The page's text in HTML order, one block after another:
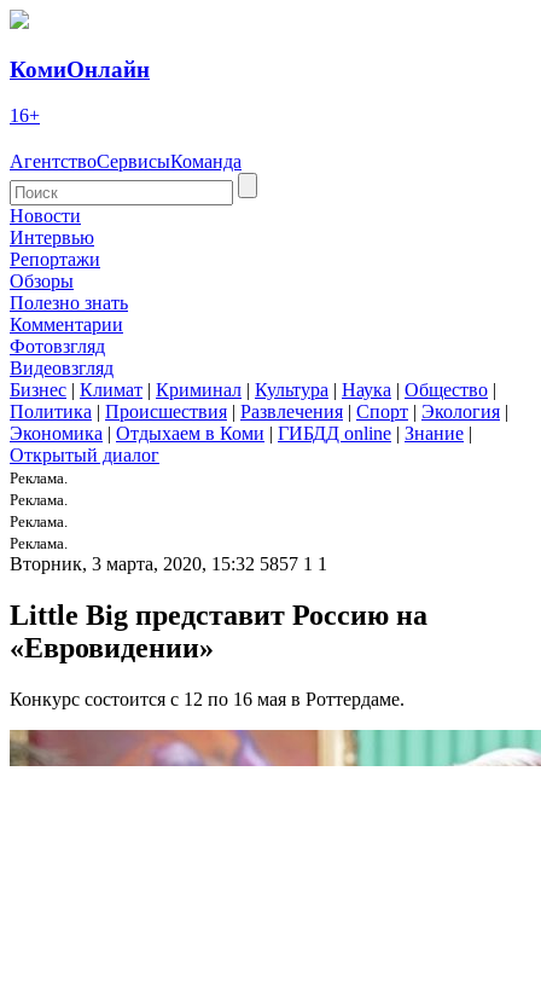
КомиОнлайн
16+
АгентствоСервисыКоманда
Новости
Интервью
Репортажи
Обзоры
Полезно знать
Комментарии
Фотовзгляд
Видеовзгляд
Бизнес | Климат | Криминал | Культура | Наука | Общество |
Политика | Происшествия | Развлечения | Спорт | Экология |
Экономика | Отдыхаем в Коми | ГИБДД online | Знание |
Открытый диалог
Реклама.
Реклама.
Реклама.
Реклама.
Вторник, 3 марта, 2020, 15:32 5857 1 1
Little Big представит Россию на
«Евровидении»
Конкурс состоится с 12 по 16 мая в Роттердаме.